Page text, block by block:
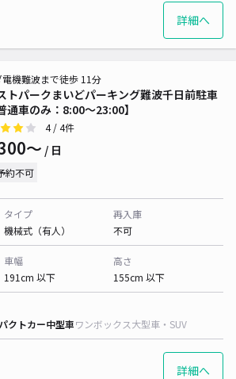
詳細へ
トパークまいどパーキング難波千日前駐車
通車のみ：8:00～23:00】
電機難波まで徒歩 11分
4/ 4件
〜 / 日
約不可
タイプ
機械式（有人）
再入庫
不可
車幅
191cm 以下
高さ
155cm 以下
クトカー中型車ワンボックス大型車・SUV
詳細へ